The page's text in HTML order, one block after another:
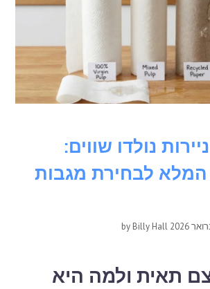
נולדו שווים:
המלא לבחירת מגבות
by
Billy Hall
תאית ולמה היא